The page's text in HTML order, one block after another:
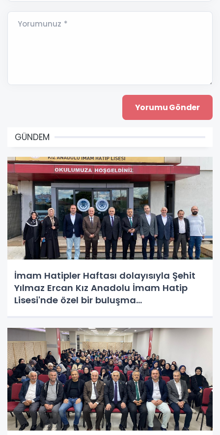
Yorumunuz *
GÜNDEM
İmam Hatipler Haftası dolayısıyla Şehit
Yılmaz Ercan Kız Anadolu İmam Hatip
Lisesi'nde özel bir buluşma